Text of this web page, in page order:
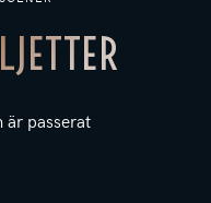
är passerat